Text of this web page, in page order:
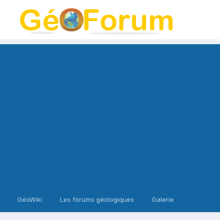
GéoWiki Les forums géologiques Galerie